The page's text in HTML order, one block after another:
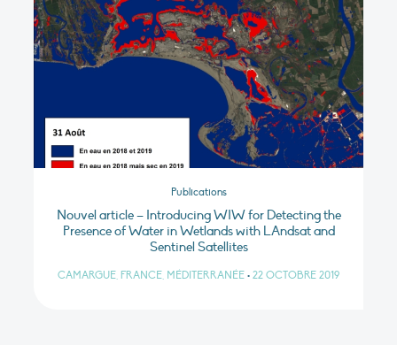
Publications
Nouvel article – Introducing WIW for Detecting the
Presence of Water in Wetlands with LAndsat and
Sentinel Satellites
CAMARGUE, FRANCE, MÉDITERRANÉE • 22 OCTOBRE 2019